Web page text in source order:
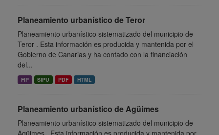
Planeamiento urbanístico de Teror
Planeamiento urbanístico sistematizado del municipio de
Teror . Esta información es producida y mantenida por el
Gobierno de Canarias y ha contado con la financiación
del...
FIP SIPU PDF HTML
Planeamiento urbanístico de Agüimes
Planeamiento urbanístico sistematizado del municipio de
Agüimes . Esta información es producida y mantenida por